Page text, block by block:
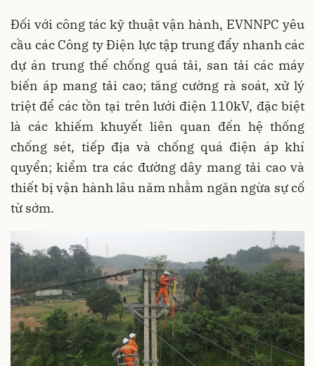
Đối với công tác kỹ thuật vận hành, EVNNPC yêu
cầu các Công ty Điện lực tập trung đẩy nhanh các
dự án trung thế chống quá tải, san tải các máy
biến áp mang tải cao; tăng cường rà soát, xử lý
triệt để các tồn tại trên lưới điện 110kV, đặc biệt
là các khiếm khuyết liên quan đến hệ thống
chống sét, tiếp địa và chống quá điện áp khí
quyển; kiểm tra các đường dây mang tải cao và
thiết bị vận hành lâu năm nhằm ngăn ngừa sự cố
từ sớm.